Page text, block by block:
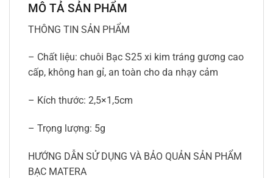
MÔ TẢ SẢN PHẨM
THÔNG TIN SẢN PHẨM
– Chất liệu: chuôi Bạc S25 xi kim tráng gương cao
cấp, không han gỉ, an toàn cho da nhạy cảm
– Kích thước: 2,5×1,5cm
– Trọng lượng: 5g
HƯỚNG DẪN SỬ DỤNG VÀ BẢO QUẢN SẢN PHẨM
BẠC MATERA